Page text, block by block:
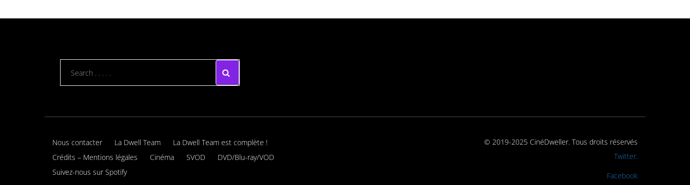
Nous contacter La Dwell Team
La Dwell Team est complète !
Crédits – Mentions légales
Cinéma SVOD
DVD/Blu-ray/VOD
Suivez-nous sur Spotify
© 2019-2025 CinéDweller. Tous droits réservés
Twitter.
Facebook